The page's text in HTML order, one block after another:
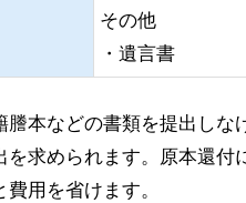
その他
・遺言書
本などの書類を提出し
求められます。原本還
用を省けます。